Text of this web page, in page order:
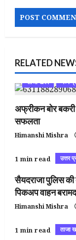
RELATED
ताजा खबर मध्य
अफ्रीकन बोर बकरी
सफलता
Himanshi Mishra
1 min read उत्तर
सैयदराजा पुलिस
पिकअप वाहन बरामद
Himanshi Mishra
1 min read ताजा